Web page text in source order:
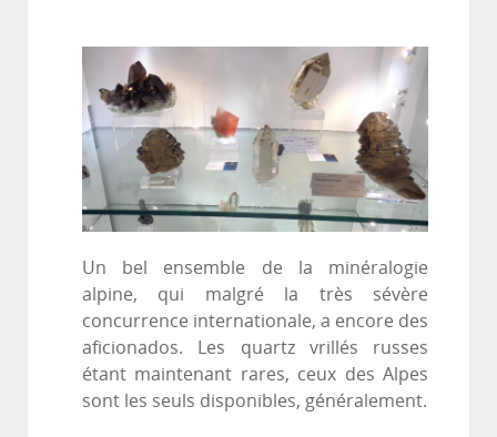
Un bel ensemble de la minéralogie
alpine, qui malgré la très sévère
concurrence internationale, a encore des
aficionados. Les quartz vrillés russes
étant maintenant rares, ceux des Alpes
sont les seuls disponibles, généralement.